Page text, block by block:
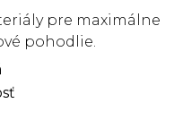
pre maximálne
pohodlie.